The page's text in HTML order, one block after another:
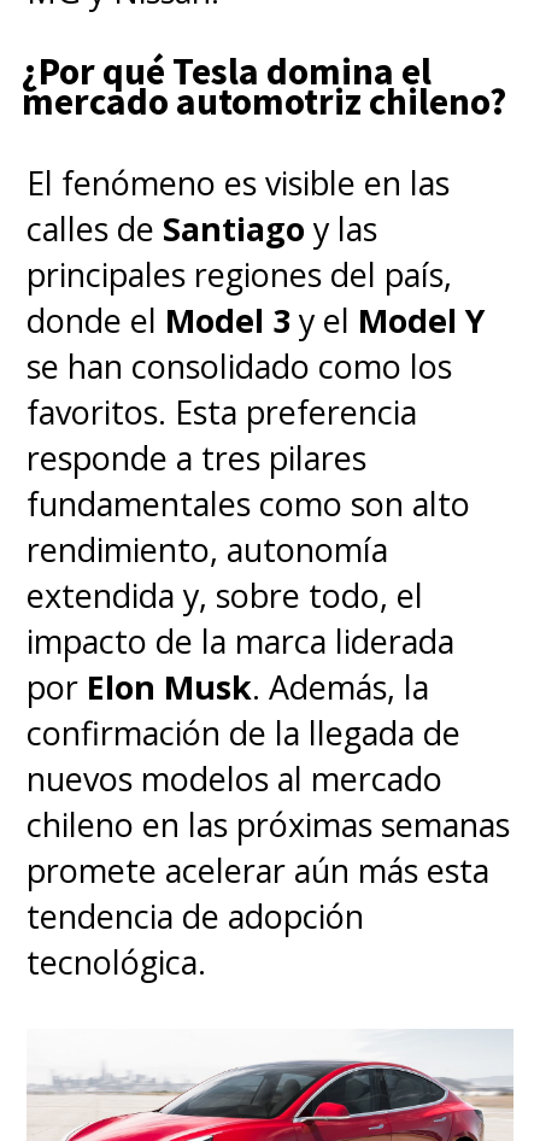
mercado chino, obligándolas a
rediseñar componentes clave.
Chile también verá este
cambio debido a que la gran
mayoría, por no decir todos,
de los automóviles eléctricos
que ingresan al país
provienen de Chinay es
seguro que los fabricantes
harán solo una versión para
aprovechar los beneficios de la
fabricación en masa.
¿Por qué Tesla domina el
mercado automotriz chileno?
El fenómeno es visible en las
calles de Santiago y las
principales regiones del país,
donde el Model 3 y el Model Y
se han consolidado como los
favoritos. Esta preferencia
responde a tres pilares
fundamentales como son alto
rendimiento, autonomía
extendida y, sobre todo, el
impacto de la marca liderada
por Elon Musk. Además, la
confirmación de la llegada de
nuevos modelos al mercado
chileno en las próximas semanas
promete acelerar aún más esta
tendencia de adopción
tecnológica.